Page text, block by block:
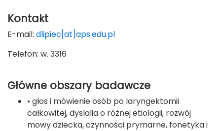
Kontakt
E-mail: dlipiec[at]aps.edu.pl
Telefon: w. 3316
Główne obszary badawcze
• głos i mówienie osób po laryngektomii
całkowitej, dyslalia o różnej etiologii, rozwój
mowy dziecka, czynności prymarne, fonetyka i